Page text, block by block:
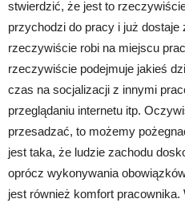
stwierdzić, że jest to
przychodzi do pracy i już dostaje
rzeczywiście robi na miejscu
rzeczywiście podejmuje jakieś
czas na socjalizacji z innymi
przeglądaniu internetu itp.
przesadzać, to możemy
jest taka, że ludzie zachodu
oprócz wykonywania
jest również komfort